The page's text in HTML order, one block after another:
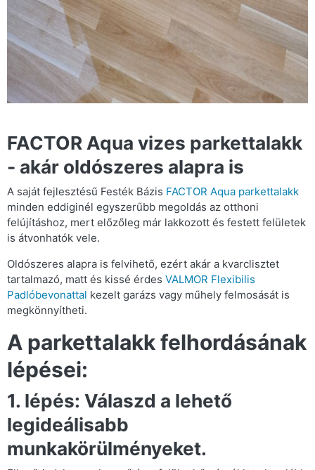
FACTOR Aqua vizes parkettalakk
- akár oldószeres alapra is
A saját fejlesztésű Festék Bázis FACTOR Aqua parkettalakk
minden eddiginél egyszerűbb megoldás az otthoni
felújításhoz, mert előzőleg már lakkozott és festett felületek
is átvonhatók vele.
Oldószeres alapra is felvihető, ezért akár a kvarclisztet
tartalmazó, matt és kissé érdes VALMOR Flexibilis
Padlóbevonattal kezelt garázs vagy műhely felmosását is
megkönnyítheti.
A parkettalakk felhordásának
lépései:
1. lépés: Válaszd a lehető
legideálisabb
munkakörülményeket.